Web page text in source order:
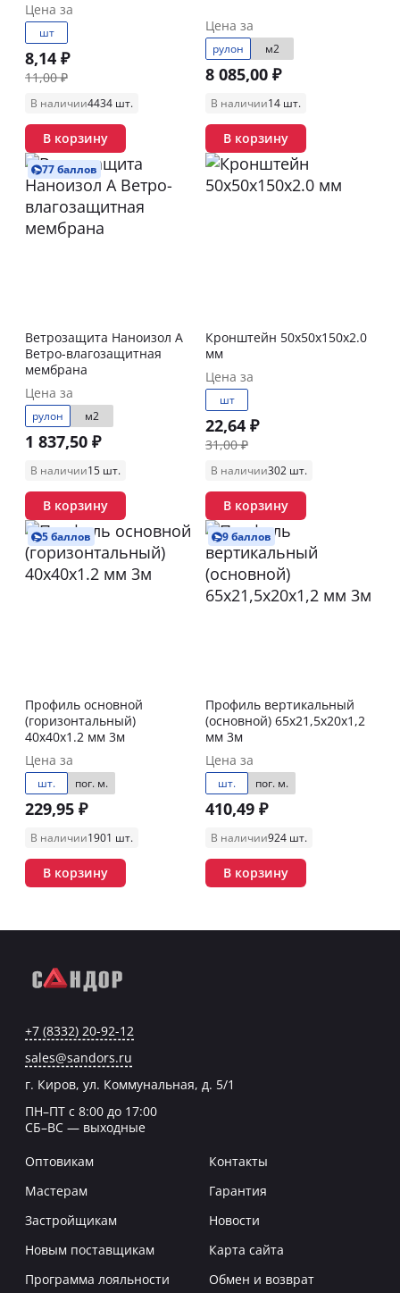
Цена за
шт
8,14 ₽
11,00 ₽
В наличии4434 шт.
В корзину
Цена за
рулон м2
8 085,00 ₽
В наличии14 шт.
В корзину
77 баллов
Ветрозащита Наноизол А
Ветро-влагозащитная
мембрана
Цена за
рулон м2
1 837,50 ₽
В наличии15 шт.
В корзину
Кронштейн 50х50х150х2.0
мм
Цена за
шт
22,64 ₽
31,00 ₽
В наличии302 шт.
В корзину
5 баллов
Профиль основной
(горизонтальный)
40х40х1.2 мм 3м
Цена за
шт. пог. м.
229,95 ₽
В наличии1901 шт.
В корзину
9 баллов
Профиль вертикальный
(основной) 65х21,5х20х1,2
мм 3м
Цена за
шт. пог. м.
410,49 ₽
В наличии924 шт.
В корзину
+7 (8332) 20-92-12
sales@sandors.ru
г. Киров, ул. Коммунальная, д. 5/1
ПН–ПТ с 8:00 до 17:00
СБ–ВС — выходные
Оптовикам
Мастерам
Застройщикам
Новым поставщикам
Программа лояльности
Контакты
Гарантия
Новости
Карта сайта
Обмен и возврат